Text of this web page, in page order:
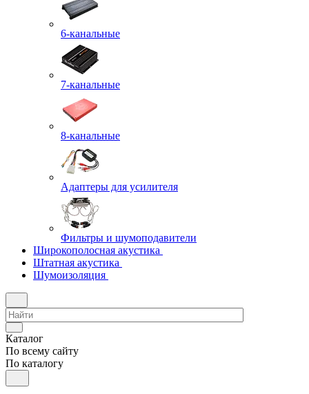
6-канальные
7-канальные
8-канальные
Адаптеры для усилителя
Фильтры и шумоподавители
Широкополосная акустика
Штатная акустика
Шумоизоляция
Каталог
По всему сайту
По каталогу